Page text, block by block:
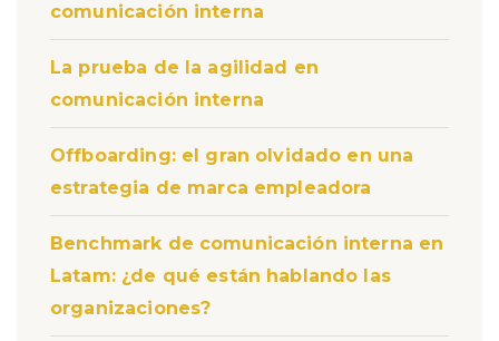
comunicación interna
La prueba de la agilidad en
comunicación interna
Offboarding: el gran olvidado en una
estrategia de marca empleadora
Benchmark de comunicación interna en
Latam: ¿de qué están hablando las
organizaciones?